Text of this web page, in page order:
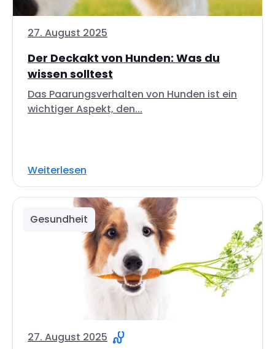
27. August 2025
Der Deckakt von Hunden: Was du
wissen solltest
Das Paarungsverhalten von Hunden ist ein
wichtiger Aspekt, den...
Weiterlesen
Gesundheit
27. August 2025